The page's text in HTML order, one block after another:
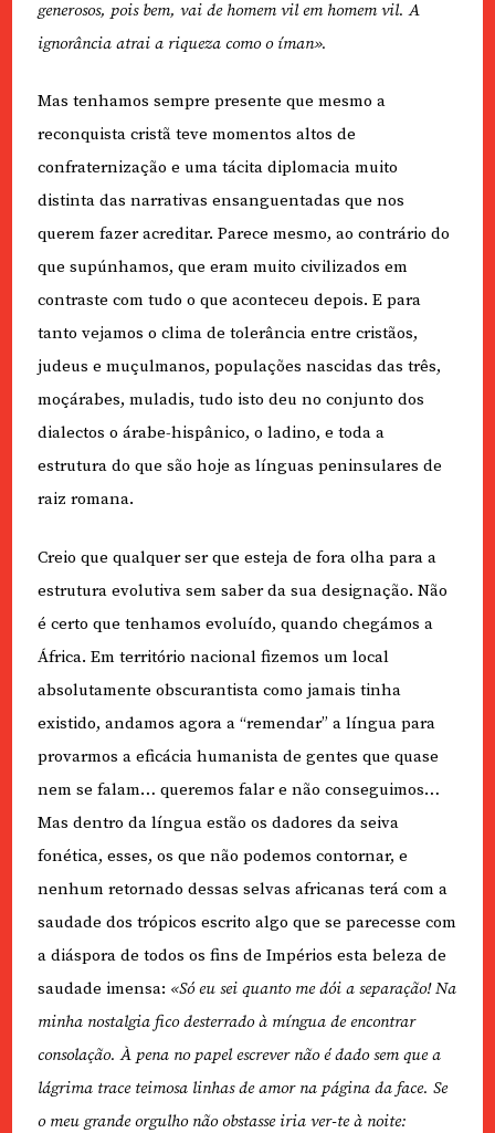
generosos, pois bem, vai de homem vil em homem vil. A
ignorância atrai a riqueza como o íman».
Mas tenhamos sempre presente que mesmo a
reconquista cristã teve momentos altos de
confraternização e uma tácita diplomacia muito
distinta das narrativas ensanguentadas que nos
querem fazer acreditar. Parece mesmo, ao contrário do
que supúnhamos, que eram muito civilizados em
contraste com tudo o que aconteceu depois. E para
tanto vejamos o clima de tolerância entre cristãos,
judeus e muçulmanos, populações nascidas das três,
moçárabes, muladis, tudo isto deu no conjunto dos
dialectos o árabe-hispânico, o ladino, e toda a
estrutura do que são hoje as línguas peninsulares de
raiz romana.
Creio que qualquer ser que esteja de fora olha para a
estrutura evolutiva sem saber da sua designação. Não
é certo que tenhamos evoluído, quando chegámos a
África. Em território nacional fizemos um local
absolutamente obscurantista como jamais tinha
existido, andamos agora a “remendar” a língua para
provarmos a eficácia humanista de gentes que quase
nem se falam… queremos falar e não conseguimos…
Mas dentro da língua estão os dadores da seiva
fonética, esses, os que não podemos contornar, e
nenhum retornado dessas selvas africanas terá com a
saudade dos trópicos escrito algo que se parecesse com
a diáspora de todos os fins de Impérios esta beleza de
saudade imensa: «Só eu sei quanto me dói a separação! Na
minha nostalgia fico desterrado à míngua de encontrar
consolação. À pena no papel escrever não é dado sem que a
lágrima trace teimosa linhas de amor na página da face. Se
o meu grande orgulho não obstasse iria ver-te à noite: